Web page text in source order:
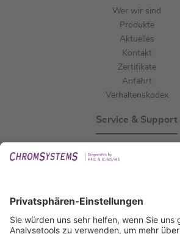
Wer wir sind
Produkte
Aktuelles
Kontakt
Zertifikate
Anfahrt
Verhaltenskodex
Service & Support
IFU anfordern
Zertifizierungen